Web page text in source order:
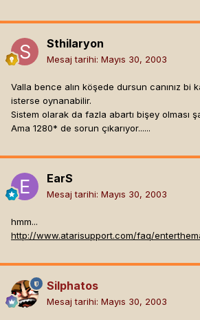
Sthilaryon
Mesaj tarihi: Mayıs 30, 2003
Valla bence alın köşede dursun canınız bi
isterse oynanabilir.
Sistem olarak da fazla abartı bişey olması
Ama 1280* de sorun çıkarıyor......
EarS
Mesaj tarihi: Mayıs 30, 2003
hmm...
http://www.atarisupport.com/faq/
Silphatos
Mesaj tarihi: Mayıs 30, 2003